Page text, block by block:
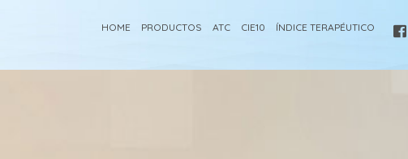
HOME PRODUCTOS ATC CIE10 ÍNDICE TERAPÉUTICO